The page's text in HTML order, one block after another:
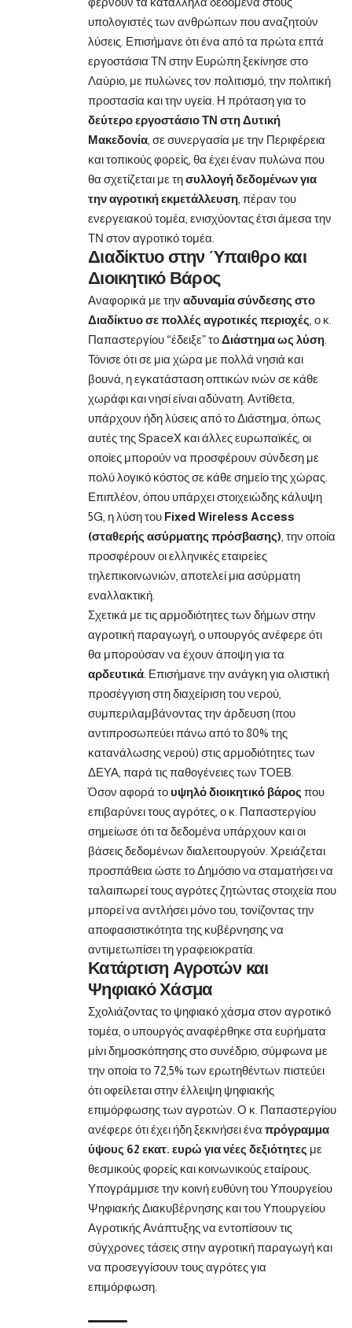
υπολογιστές των ανθρώπων που αναζητούν
λύσεις. Επισήμανε ότι ένα από τα πρώτα επτά
εργοστάσια ΤΝ στην Ευρώπη ξεκίνησε στο
Λαύριο, με πυλώνες τον πολιτισμό, την πολιτική
προστασία και την υγεία. Η πρόταση για το
δεύτερο εργοστάσιο ΤΝ στη Δυτική
Μακεδονία , σε συνεργασία με την Περιφέρεια
και τοπικούς φορείς, θα έχει έναν πυλώνα που
θα σχετίζεται με τησυλλογή δεδομένων για
την αγροτική εκμετάλλευση , πέραν του
ενεργειακού τομέα, ενισχύοντας έτσι άμεσα την
ΤΝ στον αγροτικό τομέα.
Διαδίκτυο στην Ύπαιθρο και
Διοικητικό Βάρος
Αναφορικά με την αδυναμία σύνδεσης στο
Διαδίκτυο σε πολλές αγροτικές περιοχές , ο κ.
Παπαστεργίου “έδειξε” τοΔιάστημα ως λύση
Τόνισε ότι σε μια χώρα με πολλά νησιά και
βουνά, η εγκατάσταση οπτικών ινών σε κάθε
χωράφι και νησί είναι αδύνατη. Αντίθετα,
υπάρχουν ήδη λύσεις από το Διάστημα, όπως
αυτές της SpaceX και άλλες ευρωπαϊκές, οι
οποίες μπορούν να προσφέρουν σύνδεση με
πολύ λογικό κόστος σε κάθε σημείο της χώρας.
Επιπλέον, όπου υπάρχει στοιχειώδης κάλυψη
5G, η λύση του Fixed Wireless Access
(σταθερής ασύρματης πρόσβασης) , την οποία
προσφέρουν οι ελληνικές εταιρείες
τηλεπικοινωνιών, αποτελεί μια ασύρματη
εναλλακτική.
Σχετικά με τις αρμοδιότητες των δήμων στην
αγροτική παραγωγή, ο υπουργός ανέφερε ότι
θα μπορούσαν να έχουν άποψη για τα
αρδευτικά . Επισήμανε την ανάγκη για ολιστική
προσέγγιση στη διαχείριση του νερού,
συμπεριλαμβάνοντας την άρδευση (που
αντιπροσωπεύει πάνω από το 80% της
κατανάλωσης νερού) στις αρμοδιότητες των
ΔΕΥΑ, παρά τις παθογένειες των ΤΟΕΒ.
Όσον αφορά το υψηλό διοικητικό βάρος που
επιβαρύνει τους αγρότες, ο κ. Παπαστεργίου
σημείωσε ότι τα δεδομένα υπάρχουν και οι
βάσεις δεδομένων διαλειτουργούν. Χρειάζεται
προσπάθεια ώστε το Δημόσιο να σταματήσει να
ταλαιπωρεί τους αγρότες ζητώντας στοιχεία που
μπορεί να αντλήσει μόνο του, τονίζοντας την
αποφασιστικότητα της κυβέρνησης να
αντιμετωπίσει τη γραφειοκρατία.
Κατάρτιση Αγροτών και
Ψηφιακό Χάσμα
Σχολιάζοντας το ψηφιακό χάσμα στον αγροτικό
τομέα, ο υπουργός αναφέρθηκε στα ευρήματα
μίνι δημοσκόπησης στο συνέδριο, σύμφωνα με
την οποία το 72,5% των ερωτηθέντων πιστεύει
ότι οφείλεται στην έλλειψη ψηφιακής
επιμόρφωσης των αγροτών. Ο κ. Παπαστεργίου
ανέφερε ότι έχει ήδη ξεκινήσει ένα πρόγραμμα
ύψους 62 εκατ. ευρώ για νέες δεξιότητες με
θεσμικούς φορείς και κοινωνικούς εταίρους.
Υπογράμμισε την κοινή ευθύνη του Υπουργείου
Ψηφιακής Διακυβέρνησης και του Υπουργείου
Αγροτικής Ανάπτυξης να εντοπίσουν τις
σύγχρονες τάσεις στην αγροτική παραγωγή και
να προσεγγίσουν τους αγρότες για
επιμόρφωση.